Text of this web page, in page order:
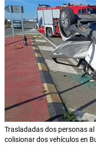
Trasladadas dos personas
colisionar dos vehículos en